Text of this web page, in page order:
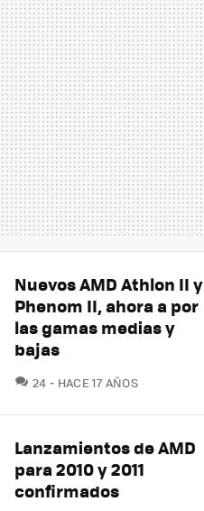
Nuevos AMD Athlon II y
Phenom II, ahora a por
las gamas medias y
bajas
24 COMENTARIOS
HACE 17 AÑOS
Lanzamientos de AMD
para 2010 y 2011
confirmados